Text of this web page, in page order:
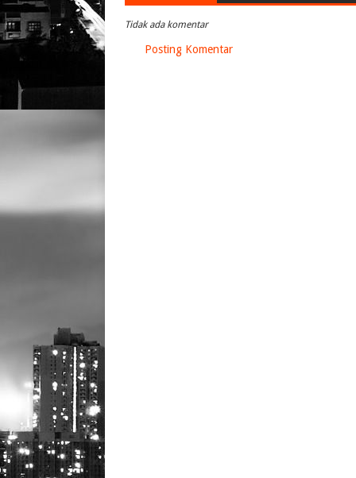
Tidak ada komentar
Posting Komentar